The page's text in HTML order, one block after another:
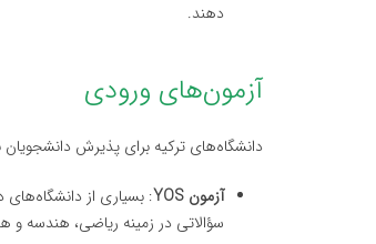
دهند.
آزمون‌های ورودی
دانشگاه‌های ترکیه برای پذیرش دانشجویان
آزمون YOS
سؤالاتی در زمینه ریاضی، هندسه